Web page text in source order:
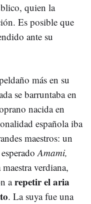
quien la
Es posible que
ante su
más en su
se barruntaba en
nacida en
española iba
maestros: un
Amami,
verdiana,
arepetir el aria
. La suya fue una